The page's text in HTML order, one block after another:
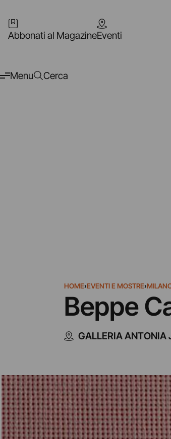
Abbonati al MagazineEventi
Menu Cerca
HOME›EVENTI E MOSTRE›
Beppe
GALLERIA ANTONIA